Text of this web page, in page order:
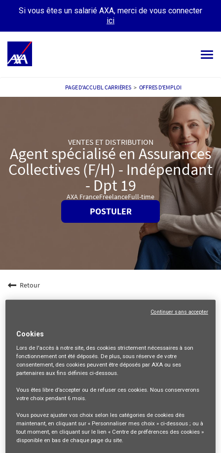
Si vous êtes un salarié AXA, merci de vous connecter
ici
TÉMOIGNAGES
MES CANDIDATURES MON PROFIL
PAGE D'ACCUEIL CARRIÈRES > OFFRES D'EMPLOI
VENTES ET DISTRIBUTION
Agent spécialisé en Assurances
Collectives (F/H) - Indépendant
- Dpt 19
AXA FranceFreelanceFull-time
POSTULER
Retour
19-CORREZE, FR, 99999
VENTES ET DISTRIBUTION
35461
mail_outline
Recevez les futures offres correspondant à cette recherche
Se connecter
ou S'inscrire
Cookies
Lors de l'accès à notre site, des cookies strictement nécessaires à son
fonctionnement ont été déposés. De plus, sous réserve de votre
consentement, des cookies peuvent être déposés par AXA ou ses
partenaires aux fins définies ci-dessous.
Vous êtes libre d’accepter ou de refuser ces cookies. Nous conserverons
votre choix pendant 6 mois.
Vous pouvez ajuster vos choix selon les catégories de cookies dès
maintenant, en cliquant sur « Personnaliser mes choix » ci-dessous ; ou à
tout moment, en cliquant sur le lien « Centre de préférences des cookies »
disponible en bas de chaque page du site.
Continuer sans accepter